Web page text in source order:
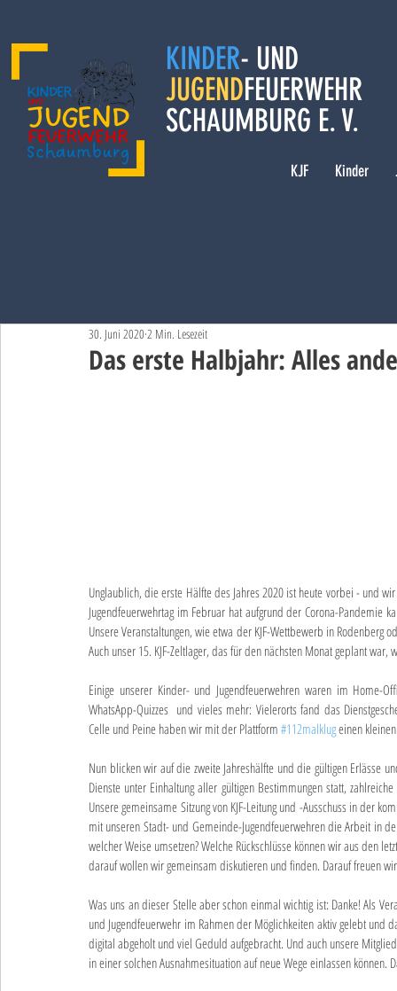
KINDER- UND
JUGENDFEUERWEHR
SCHAUMBURG E. V.
KJF Kinder
Das erste Halbjahr: Alles
30. Juni 2020 2 Min. Lesezeit
Unglaublich, die erste Hälfte des Jahres 2020 ist heute vorbei - und
Jugendfeuerwehrtag im Februar hat aufgrund der Corona-Pandemie
Unsere Veranstaltungen, wie etwa der KJF-Wettbewerb in
Auch unser 15. KJF-Zeltlager, das für den nächsten Monat geplant war,
Einige unserer Kinder- und Jugendfeuerwehren waren im Home-
WhatsApp-Quizzes  und vieles mehr: Vielerorts fand das
Celle und Peine haben wir mit der Plattform #112malklug einen
Nun blicken wir auf die zweite Jahreshälfte und die gültigen Erlässe
Dienste unter Einhaltung aller gültigen Bestimmungen statt,
Unsere gemeinsame Sitzung von KJF-Leitung und -Ausschuss in der
mit unseren Stadt- und Gemeinde-Jugendfeuerwehren die Arbeit in
welcher Weise umsetzen? Welche Rückschlüsse können wir aus den
darauf wollen wir gemeinsam diskutieren und finden. Darauf freuen
Was uns an dieser Stelle aber schon einmal wichtig ist: Danke! Als
und Jugendfeuerwehr im Rahmen der Möglichkeiten aktiv gelebt und
digital abgeholt und viel Geduld aufgebracht. Und auch unsere
in einer solchen Ausnahmesituation auf neue Wege einlassen können.